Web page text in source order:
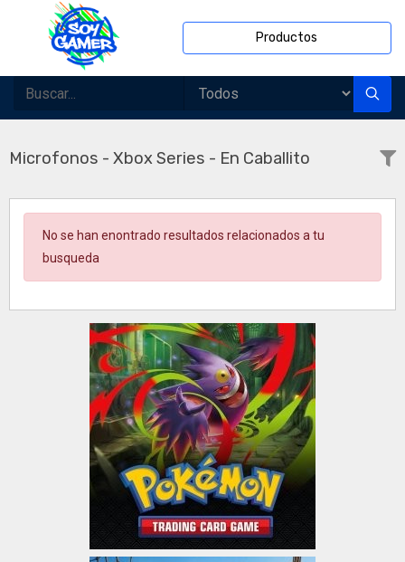
Productos
Microfonos - Xbox Series - En Caballito
No se han enontrado resultados relacionados a tu
busqueda